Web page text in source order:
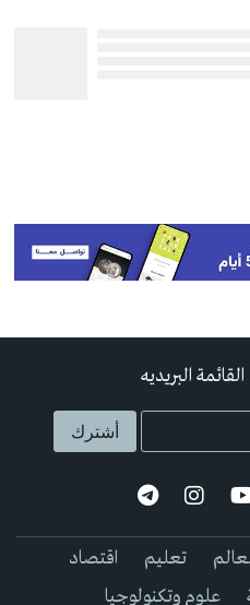
البريديه
تعليم
اقتصاد
علوم وتكنولوجيا